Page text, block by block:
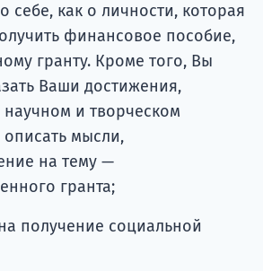
себе, как о личности, которая
финансовое пособие,
гранту. Кроме того, Вы
Ваши достижения,
и творческом
мысли,
на тему —
гранта;
получение социальной